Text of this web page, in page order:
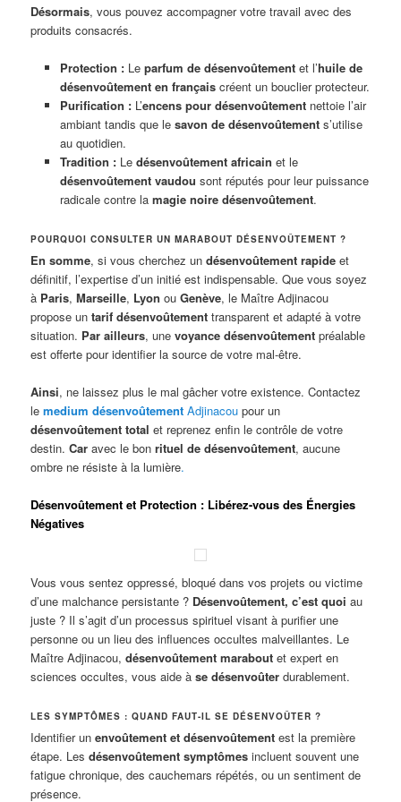
Désormais, vous pouvez accompagner votre travail avec des
produits consacrés.
Protection :Le parfum de désenvoûtementet l’huile de
désenvoûtement en françaiscréent un bouclier protecteur.
Purification :L’encens pour désenvoûtementnettoie l’air
ambiant tandis que le savon de désenvoûtements’utilise
au quotidien.
Tradition :Le désenvoûtement africain et le
désenvoûtement vaudou sont réputés pour leur puissance
radicale contre la magie noire désenvoûtement.
POURQUOI CONSULTER UN MARABOUT DÉSENVOÛTEMENT ?
En somme, si vous cherchez undésenvoûtement rapide et
définitif, l’expertise d’un initié est indispensable. Que vous soyez
à Paris,Marseille, Lyon ouGenève, le Maître Adjinacou
propose untarif désenvoûtement transparent et adapté à votre
situation. Par ailleurs, unevoyance désenvoûtement préalable
est offerte pour identifier la source de votre mal-être.
Ainsi, ne laissez plus le mal gâcher votre existence. Contactez
lemedium désenvoûtement Adjinacou pour un
désenvoûtement total et reprenez enfin le contrôle de votre
destin.Car avec le bonrituel de désenvoûtement, aucune
ombre ne résiste à la lumière.
Désenvoûtement et Protection : Libérez-vous des Énergies
Négatives
Vous vous sentez oppressé, bloqué dans vos projets ou victime
d’une malchance persistante ? Désenvoûtement, c’est quoi au
juste ? Il s’agit d’un processus spirituel visant à purifier une
personne ou un lieu des influences occultes malveillantes. Le
Maître Adjinacou,désenvoûtement marabout et expert en
sciences occultes, vous aide àse désenvoûter durablement.
LES SYMPTÔMES : QUAND FAUT-IL SE DÉSENVOÛTER ?
Identifier unenvoûtement et désenvoûtement est la première
étape. Lesdésenvoûtement symptômes incluent souvent une
fatigue chronique, des cauchemars répétés, ou un sentiment de
présence.